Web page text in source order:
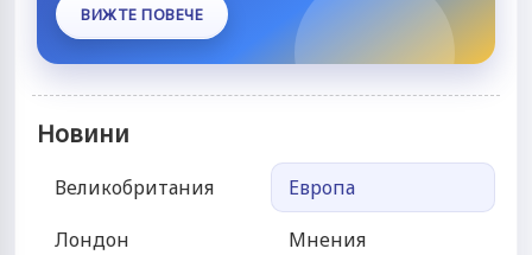
ВИЖТЕ ПОВЕЧЕ
Новини
Великобритания
Лондон
Европа
Мнения